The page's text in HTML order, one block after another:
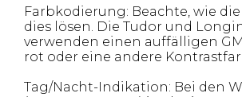
Farbkodierung: Beachte, wie
dies lösen. Die Tudor und
verwenden einen auffälligen
rot oder eine andere
Tag/Nacht-Indikation: Bei den